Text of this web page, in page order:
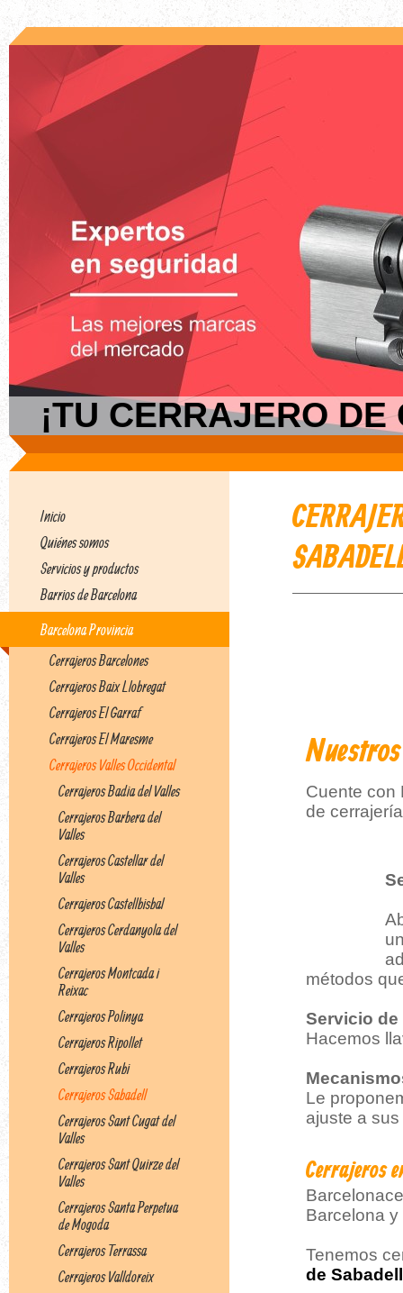
¡TU CERRAJERO
Inicio
Quiénes somos
Servicios y productos
Barrios de Barcelona
Barcelona Provincia
Cerrajeros Barcelones
Cerrajeros Baix Llobregat
Cerrajeros El Garraf
Cerrajeros El Maresme
Cerrajeros Valles Occidental
Cerrajeros Badia del Valles
Cerrajeros Barbera del
Valles
Cerrajeros Castellar del
Valles
Cerrajeros Castellbisbal
Cerrajeros Cerdanyola del
Valles
Cerrajeros Montcada i
Reixac
Cerrajeros Polinya
Cerrajeros Ripollet
Cerrajeros Rubi
Cerrajeros Sabadell
Cerrajeros Sant Cugat del
Valles
Cerrajeros Sant Quirze del
Valles
Cerrajeros Santa Perpetua
de Mogoda
Cerrajeros Terrassa
Cerrajeros Valldoreix
Cuente con
de
métodos
Servicio de
Hacemos
Le
ajuste a
Cerrajeros
Barcelona
Tenemos
de Sabadell